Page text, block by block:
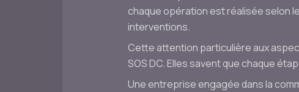
chaque opération est réalisée selon
interventions.
Cette attention particulière aux
SOS DC. Elles savent que chaque
Une entreprise engagée dans la